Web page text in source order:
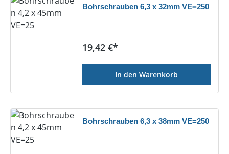
Bohrschrauben 6,3 x 32mm VE=250
Regulärer Preis:
19,42 €*
In den Warenkorb
Bohrschrauben 6,3 x 38mm VE=250